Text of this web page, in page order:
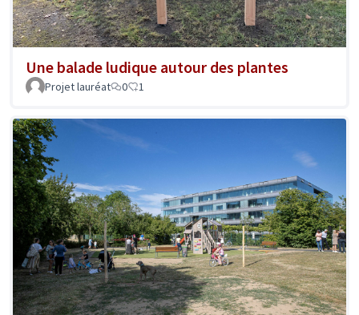
Une balade ludique autour des plantes
Projet lauréat 0 1